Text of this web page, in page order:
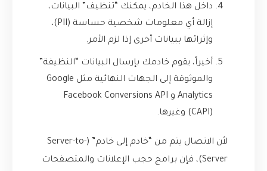
داخل هذا الخادم، يمكنك “تنظيف” البيانات،
إزالة أي معلومات شخصية حساسة (PII)،
وإثرائها ببيانات أخرى إذا لزم الأمر.
أخيراً، يقوم خادمك بإرسال البيانات “النظيفة”
والموثوقة إلى الجهات النهائية مثل Google
Analytics و Facebook Conversions API
(CAPI) وغيرها.
لأن الاتصال يتم من “خادم إلى خادم” (Server-to-
Server)، فإن برامج حجب الإعلانات والمتصفحات